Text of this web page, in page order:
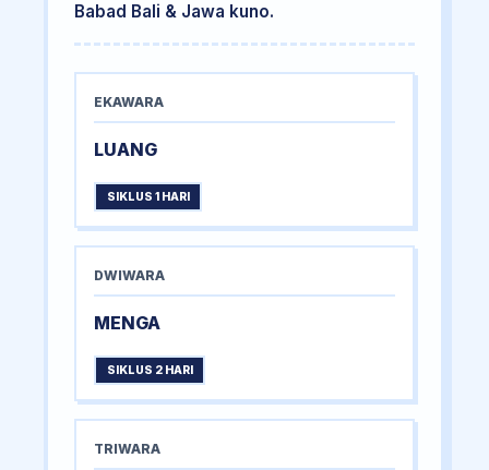
Babad Bali & Jawa kuno.
EKAWARA
LUANG
SIKLUS 1 HARI
DWIWARA
MENGA
SIKLUS 2 HARI
TRIWARA